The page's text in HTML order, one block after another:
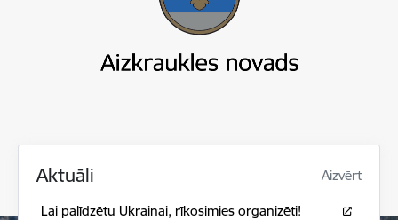
Aktuāli Aizvērt
Lai palīdzētu Ukrainai, rīkosimies organizēti!